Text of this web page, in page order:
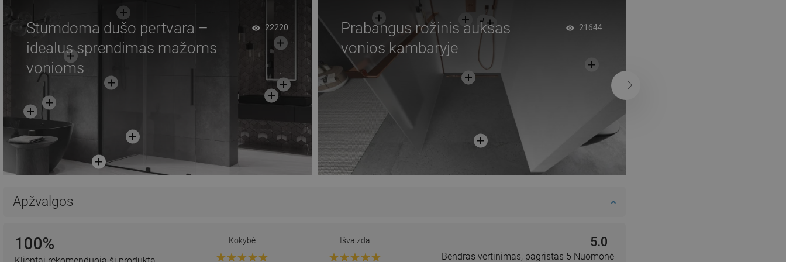
Stumdoma dušo pertvara –
idealus sprendimas mažoms
vonioms
22220
Prabangus rožinis auksas
vonios kambaryje
21644
Tęsti
Apžvalgos
100% Kokybė Išvaizda 5.0
Bendras vertinimas, pagrįstas 5 Nuomonė